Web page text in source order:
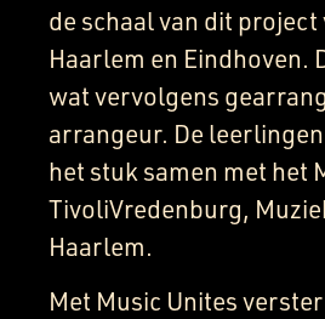
de schaal van dit
Haarlem en Eindhoven.
wat vervolgens
arrangeur. De
het stuk samen met het
TivoliVredenburg,
Haarlem.
Met Music Unites